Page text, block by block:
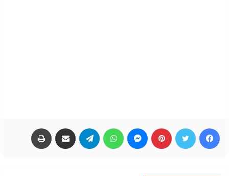
فيسبوك تويتر بينتيريست ماسنجر واتساب تيلقرام مشاركة عبر البريد